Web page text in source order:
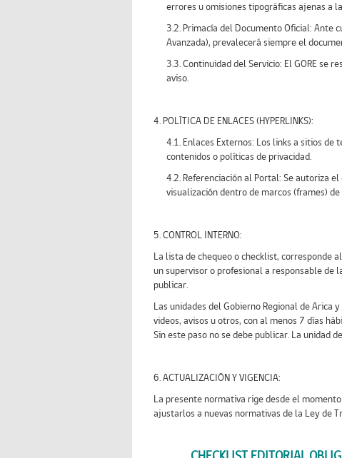
errores u omisiones tipográficas ajenas a
3.2. Primacía del Documento Oficial: Ante
Avanzada), prevalecerá siempre el
3.3. Continuidad del Servicio: El GORE se
aviso.
4. POLÍTICA DE ENLACES (HYPERLINKS):
4.1. Enlaces Externos: Los links a sitios
contenidos o políticas de privacidad.
4.2. Referenciación al Portal: Se autoriza
visualización dentro de marcos (frames) de
5. CONTROL INTERNO:
La lista de chequeo o checklist, corresponde
un supervisor o profesional a responsable de
publicar.
Las unidades del Gobierno Regional de Arica
videos, avisos u otros, con al menos 7 días
Sin este paso no se debe publicar. La unidad
6. ACTUALIZACIÓN Y VIGENCIA:
La presente normativa rige desde el
ajustarlos a nuevas normativas de la Ley de